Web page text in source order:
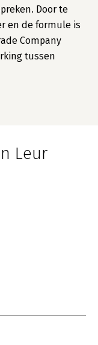
Door te
en de formule is
Company
tussen
Leur